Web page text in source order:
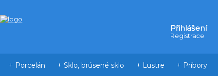
Přihlášení
Registrace
+ Porcelán + Sklo, brúsené sklo + Lustre + Príbory